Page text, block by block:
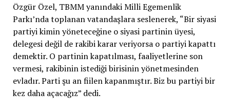
Özgür Özel, TBMM yanındaki Milli Egemenlik
Parkı’nda toplanan vatandaşlara seslenerek, “Bir siyasi
partiyi kimin yöneteceğine o siyasi partinin üyesi,
delegesi değil de rakibi karar veriyorsa o partiyi kapattı
demektir. O partinin kapatılması, faaliyetlerine son
vermesi, rakibinin istediği birisinin yönetmesinden
evladır. Parti şu an fiilen kapanmıştır. Biz bu partiyi bir
kez daha açacağız” dedi.